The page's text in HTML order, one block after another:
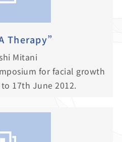
Therapy”
Mitani
for facial growth
17th June 2012.